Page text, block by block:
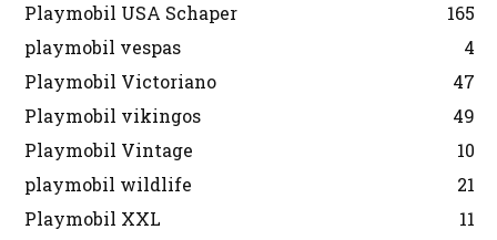
Playmobil USA Schaper
165
playmobil vespas
4
Playmobil Victoriano
47
Playmobil vikingos
49
Playmobil Vintage
10
playmobil wildlife
21
Playmobil XXL
11